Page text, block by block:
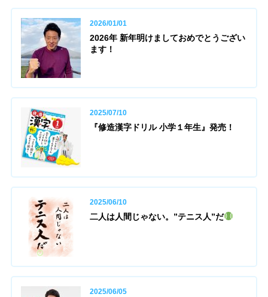
2026/01/01
2026年 新年明けましておめでとうござい
ます！
2025/07/10
『修造漢字ドリル 小学１年生』発売！
2025/06/10
二人は人間じゃない。”テニス人”だ
2025/06/05